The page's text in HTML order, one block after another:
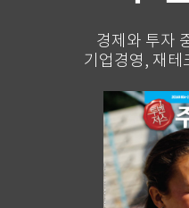
경제와 투자
기업경영, 재테